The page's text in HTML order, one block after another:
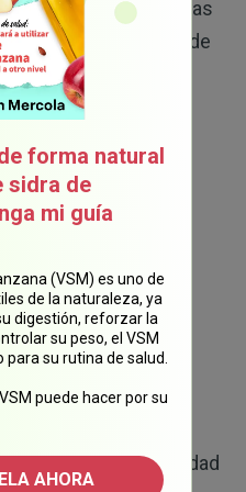
según el área, y las
un aumento de
%, pero en las del
un estudio
de neumonía por
si el
con éxito sin
la opción de
sin medicación
de dos a cinco días
sobre la intensidad
forma natural
sidra de
mi guía
(VSM) es uno de
de la naturaleza, ya
digestión, reforzar la
su peso, el VSM
su rutina de salud.
puede hacer por su
AHORA